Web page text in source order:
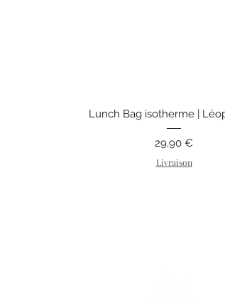
Aperçu rapide
Lunch Bag isotherme |
Prix
29,90 €
Livraison